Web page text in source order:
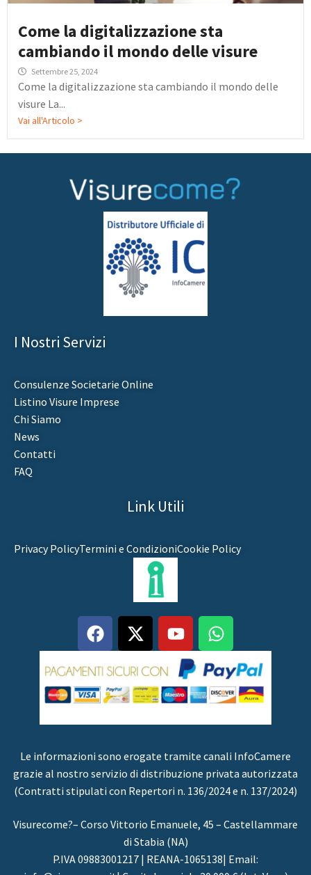
Come la digitalizzazione sta
cambiando il mondo delle visure
Settembre 25, 2024
Come la digitalizzazione sta cambiando il mondo delle
visure La...
Vai all'Articolo >
I Nostri Servizi
Consulenze Societarie Online
Listino Visure Imprese
Chi Siamo
News
Contatti
FAQ
Link Utili
Privacy PolicyTermini e CondizioniCookie Policy
Le informazioni sono erogate tramite canali InfoCamere
grazie al nostro servizio di distribuzione privata autorizzata
(Contratti stipulati con Repertori n. 136/2024 e n. 137/2024)
Visurecome?– Corso Vittorio Emanuele, 45 – Castellammare
di Stabia (NA)
P.IVA 09883001217 | REANA-1065138| Email: